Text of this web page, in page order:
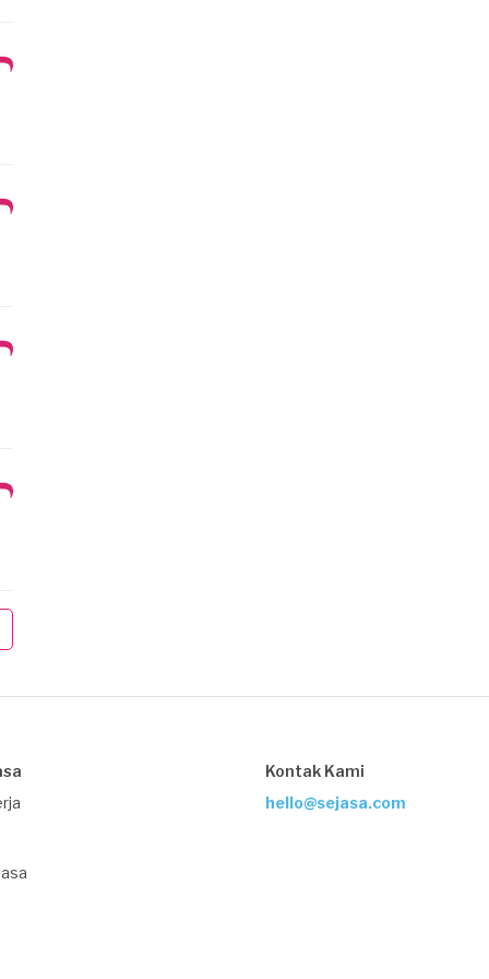
Kontak Kami
hello@sejasa.com